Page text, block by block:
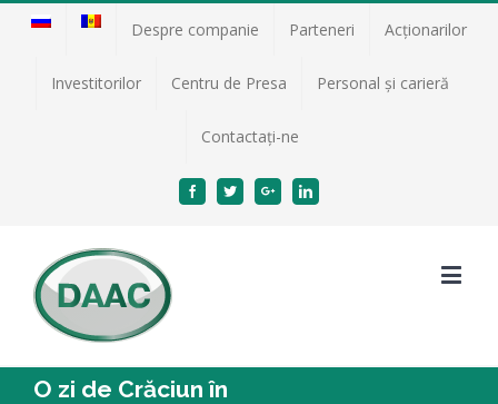
Despre companie Parteneri Acţionarilor
Investitorilor Centru de Presa Personal și carieră
Contactați-ne
FacebookTwitterGoogle+Linkedin
O zi de Crăciun în